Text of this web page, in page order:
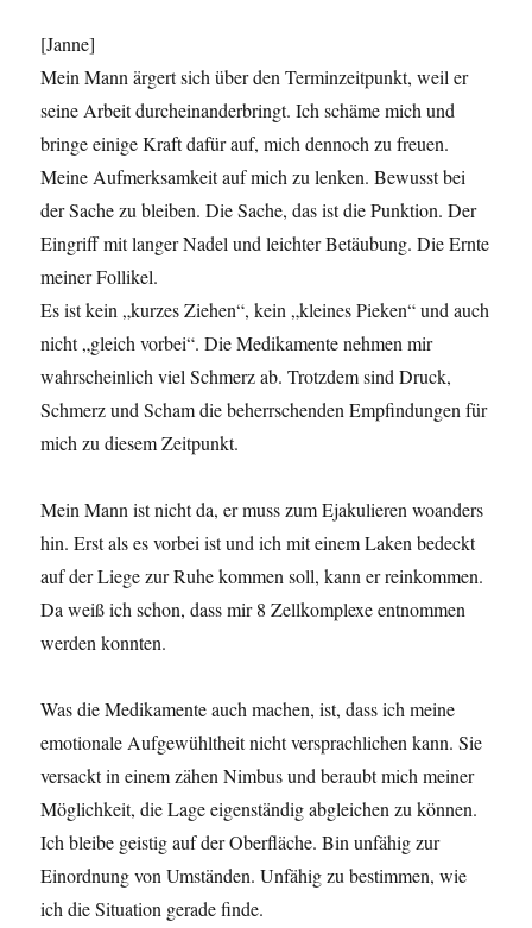
[Janne]
Mein Mann ärgert sich über den Terminzeitpunkt, weil er
seine Arbeit durcheinanderbringt. Ich schäme mich und
bringe einige Kraft dafür auf, mich dennoch zu freuen.
Meine Aufmerksamkeit auf mich zu lenken. Bewusst bei
der Sache zu bleiben. Die Sache, das ist die Punktion. Der
Eingriff mit langer Nadel und leichter Betäubung. Die Ernte
meiner Follikel.
Es ist kein „kurzes Ziehen“, kein „kleines Pieken“ und auch
nicht „gleich vorbei“. Die Medikamente nehmen mir
wahrscheinlich viel Schmerz ab. Trotzdem sind Druck,
Schmerz und Scham die beherrschenden Empfindungen für
mich zu diesem Zeitpunkt.
Mein Mann ist nicht da, er muss zum Ejakulieren woanders
hin. Erst als es vorbei ist und ich mit einem Laken bedeckt
auf der Liege zur Ruhe kommen soll, kann er reinkommen.
Da weiß ich schon, dass mir 8 Zellkomplexe entnommen
werden konnten.
Was die Medikamente auch machen, ist, dass ich meine
emotionale Aufgewühltheit nicht versprachlichen kann. Sie
versackt in einem zähen Nimbus und beraubt mich meiner
Möglichkeit, die Lage eigenständig abgleichen zu können.
Ich bleibe geistig auf der Oberfläche. Bin unfähig zur
Einordnung von Umständen. Unfähig zu bestimmen, wie
ich die Situation gerade finde.